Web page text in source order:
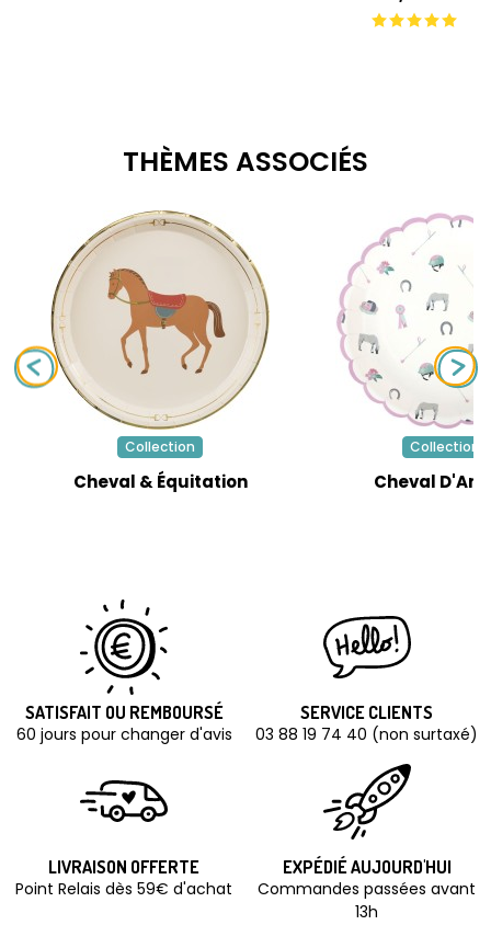
THÈMES ASSOCIÉS
Collection
Cheval & Équitation
Collection
Cheval
SATISFAIT OU REMBOURSÉ
60 jours pour changer d'avis
SERVICE CLIENTS
03 88 19 74 40 (non surtaxé)
LIVRAISON OFFERTE
Point Relais dès 59€ d'achat
EXPÉDIÉ AUJOURD'HUI
Commandes passées avant
13h